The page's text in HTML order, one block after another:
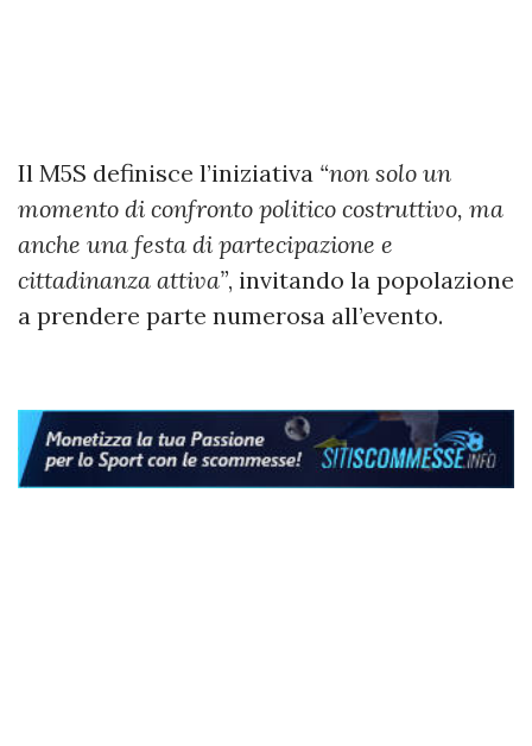
Il M5S definisce l’iniziativa “non solo un
momento di confronto politico costruttivo, ma
anche una festa di partecipazione e
cittadinanza attiva”, invitando la popolazione
a prendere parte numerosa all’evento.